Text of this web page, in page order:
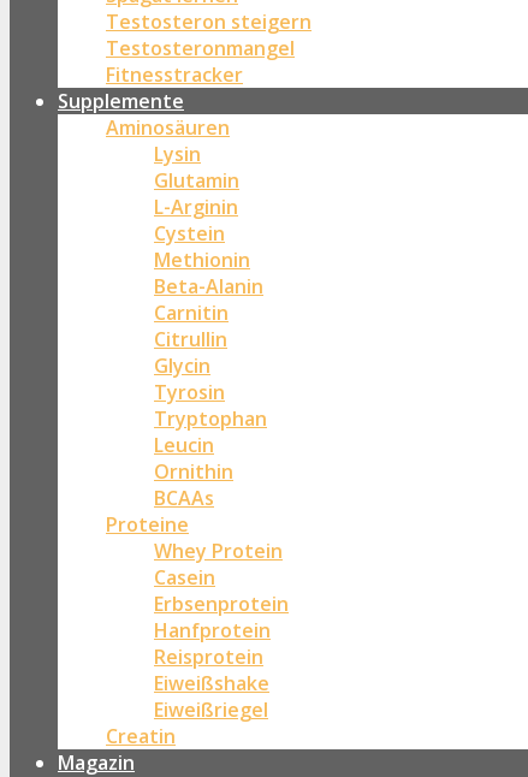
Testosteron steigern
Testosteronmangel
Fitnesstracker
Supplemente
Aminosäuren
Lysin
Glutamin
L-Arginin
Cystein
Methionin
Beta-Alanin
Carnitin
Citrullin
Glycin
Tyrosin
Tryptophan
Leucin
Ornithin
BCAAs
Proteine
Whey Protein
Casein
Erbsenprotein
Hanfprotein
Reisprotein
Eiweißshake
Eiweißriegel
Creatin
Magazin